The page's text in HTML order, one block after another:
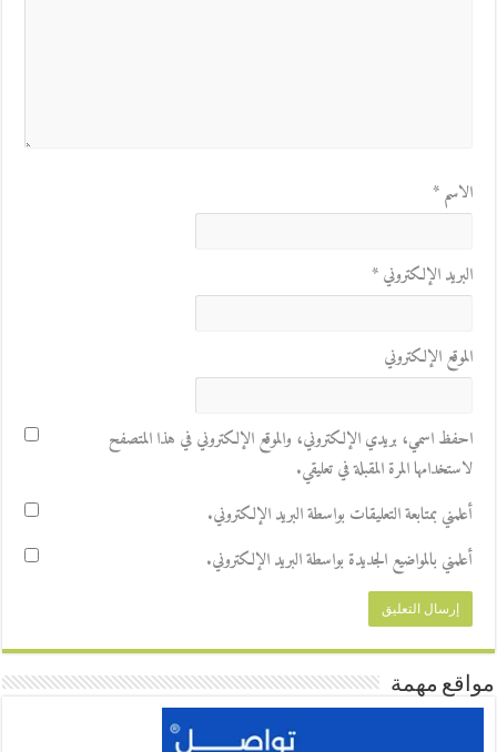
الاسم*
البريد الإلكتروني*
الموقع الإلكتروني
احفظ اسمي، بريدي الإلكتروني، والموقع الإلكتروني في هذا المتصفح
لاستخدامها المرة المقبلة في تعليقي.
أعلمني بمتابعة التعليقات بواسطة البريد الإلكتروني.
أعلمني بالمواضيع الجديدة بواسطة البريد الإلكتروني.
مواقع مهمة